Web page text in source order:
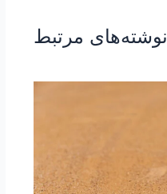
نوشته‌های مرتبط